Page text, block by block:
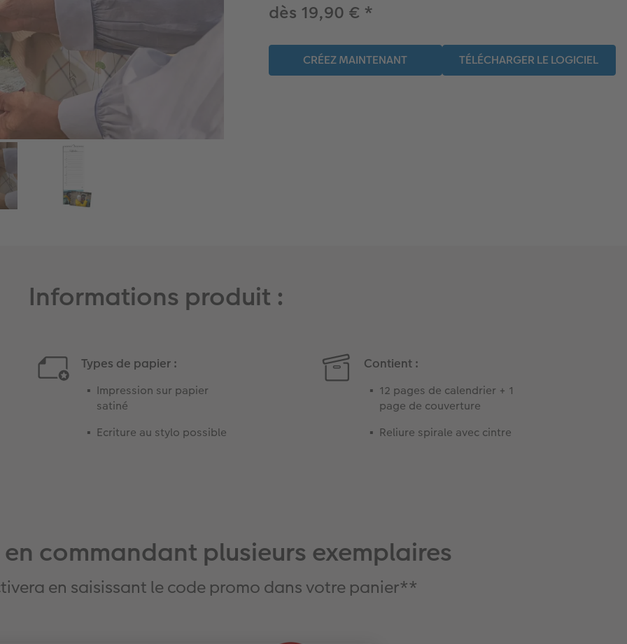
dès 19,90 € *
Informations produit :
Types de papier :
Impression sur papier
satiné
Ecriture au stylo possible
Contient :
12 pages de calendrier + 1
page de couverture
Reliure spirale avec cintre
commandant plusieurs exemplaires
en saisissant le code promo dans votre panier**